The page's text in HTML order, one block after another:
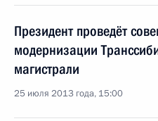
Президент проведёт
модернизации
магистрали
25 июля 2013 года, 15:00